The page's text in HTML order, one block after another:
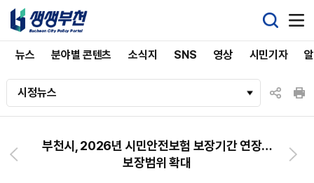
뉴스 분야별 콘텐츠 소식지 SNS 영상 시민기자
시정뉴스
부천시, 2026년 시민안전보험 보장기간 연장…
보장범위 확대